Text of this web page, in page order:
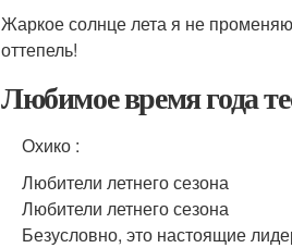
Жаркое солнце лета я не
оттепель!
Любимое время года
Охико :
Любители летнего сезона
Любители летнего сезона
Безусловно, это настоящие